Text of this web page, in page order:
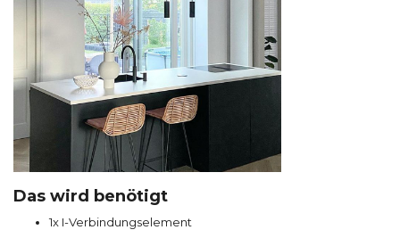
Das wird benötigt
1x I-Verbindungselement